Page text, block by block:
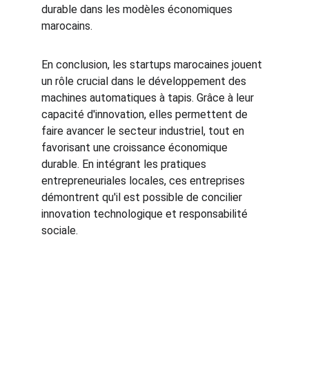
durable dans les modèles économiques
marocains.
En conclusion, les startups marocaines jouent
un rôle crucial dans le développement des
machines automatiques à tapis. Grâce à leur
capacité d'innovation, elles permettent de
faire avancer le secteur industriel, tout en
favorisant une croissance économique
durable. En intégrant les pratiques
entrepreneuriales locales, ces entreprises
démontrent qu'il est possible de concilier
innovation technologique et responsabilité
sociale.